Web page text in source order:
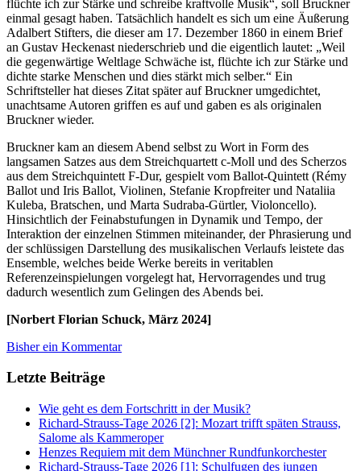
flüchte ich zur Stärke und schreibe kraftvolle Musik“, soll Bruckner
einmal gesagt haben. Tatsächlich handelt es sich um eine Äußerung
Adalbert Stifters, die dieser am 17. Dezember 1860 in einem Brief
an Gustav Heckenast niederschrieb und die eigentlich lautet: „Weil
die gegenwärtige Weltlage Schwäche ist, flüchte ich zur Stärke und
dichte starke Menschen und dies stärkt mich selber.“ Ein
Schriftsteller hat dieses Zitat später auf Bruckner umgedichtet,
unachtsame Autoren griffen es auf und gaben es als originalen
Bruckner wieder.
Bruckner kam an diesem Abend selbst zu Wort in Form des
langsamen Satzes aus dem Streichquartett c-Moll und des Scherzos
aus dem Streichquintett F-Dur, gespielt vom Ballot-Quintett (Rémy
Ballot und Iris Ballot, Violinen, Stefanie Kropfreiter und Nataliia
Kuleba, Bratschen, und Marta Sudraba-Gürtler, Violoncello).
Hinsichtlich der Feinabstufungen in Dynamik und Tempo, der
Interaktion der einzelnen Stimmen miteinander, der Phrasierung und
der schlüssigen Darstellung des musikalischen Verlaufs leistete das
Ensemble, welches beide Werke bereits in veritablen
Referenzeinspielungen vorgelegt hat, Hervorragendes und trug
dadurch wesentlich zum Gelingen des Abends bei.
[Norbert Florian Schuck, März 2024]
Bisher ein Kommentar
Letzte Beiträge
Wie geht es dem Fortschritt in der Musik?
Richard-Strauss-Tage 2026 [2]: Mozart trifft späten Strauss,
Salome als Kammeroper
Henzes Requiem mit dem Münchner Rundfunkorchester
Richard-Strauss-Tage 2026 [1]: Schulfugen des jungen